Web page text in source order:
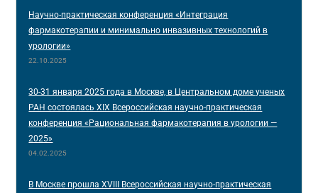
Научно-практическая конференция «Интеграция
фармакотерапии и минимально инвазивных технологий в
урологии»
22.10.2025
30-31 января 2025 года в Москве, в Центральном доме ученых
РАН состоялась XIX Всероссийская научно-практическая
конференция «Рациональная фармакотерапия в урологии —
2025»
04.02.2025
В Москве прошла XVIII Всероссийская научно-практическая